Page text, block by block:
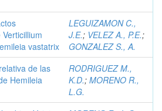
vastatrix
LEGUIZAMON C.,
J.E.; VELEZ A., P.E.;
GONZALEZ S., A.
de las
Hemileia
RODRIGUEZ M.,
K.D.; MORENO R.,
L.G.